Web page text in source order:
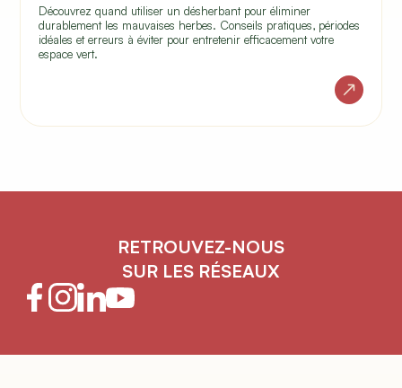
Découvrez quand utiliser un désherbant pour éliminer
durablement les mauvaises herbes. Conseils pratiques, périodes
idéales et erreurs à éviter pour entretenir efficacement votre
espace vert.
RETROUVEZ-NOUS
SUR LES RÉSEAUX